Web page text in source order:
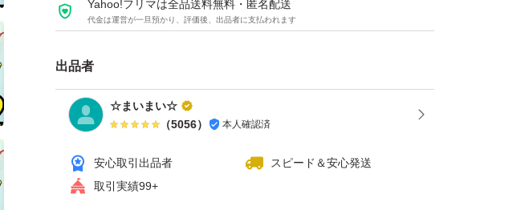
★ドライソーセージ
おてがる発送
簡易包装にご協力お願い致します
Yahoo!フリマは全品送料無料・匿名配送
代金は運営が一旦預かり、評価後、出品者に支払われます
出品者
☆まいまい☆
（5056） 本人確認済
安心取引出品者
スピード＆安心発送
取引実績99+
いいね！